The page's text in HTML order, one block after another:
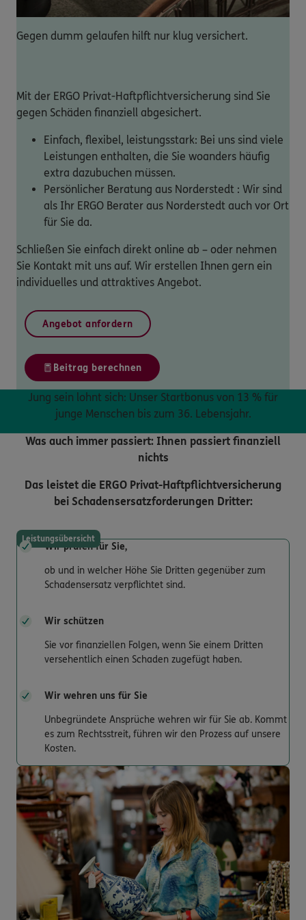
Gegen dumm gelaufen hilft nur klug versichert.
Mit der ERGO Privat-Haftpflichtversicherung sind Sie
gegen Schäden finanziell abgesichert.
Einfach, flexibel, leistungsstark: Bei uns sind viele
Leistungen enthalten, die Sie woanders häufig
extra dazubuchen müssen.
Persönlicher Beratung aus Norderstedt : Wir sind
als Ihr ERGO Berater aus Norderstedt auch vor Ort
für Sie da.
Schließen Sie einfach direkt online ab – oder nehmen
Sie Kontakt mit uns auf. Wir erstellen Ihnen gern ein
individuelles und attraktives Angebot.
Angebot anfordern
Beitrag berechnen
Jung sein lohnt sich: Unser Startbonus von 13 % für
junge Menschen bis zum 36. Lebensjahr.
Was auch immer passiert: Ihnen passiert finanziell
nichts
Das leistet die ERGO Privat-Haftpflichtversicherung
bei Schadensersatzforderungen Dritter:
Leistungsübersicht
Wir prüfen für Sie,
ob und in welcher Höhe Sie Dritten gegenüber zum
Schadensersatz verpflichtet sind.
Wir schützen
Sie vor finanziellen Folgen, wenn Sie einem Dritten
versehentlich einen Schaden zugefügt haben.
Wir wehren uns für Sie
Unbegründete Ansprüche wehren wir für Sie ab. Kommt
es zum Rechtsstreit, führen wir den Prozess auf unsere
Kosten.